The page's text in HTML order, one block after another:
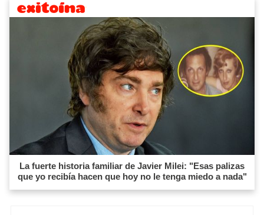
La fuerte historia familiar de Javier Milei: "Esas palizas
que yo recibía hacen que hoy no le tenga miedo a nada"